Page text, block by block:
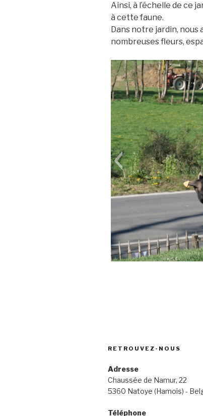
Ainsi, à l’échelle de ce
à cette faune.
Dans notre jardin,
nombreuses fleurs,
RETROUVEZ-NOUS
Adresse
Chaussée de Namur, 22
5360 Natoye (Hamois) -
Téléphone